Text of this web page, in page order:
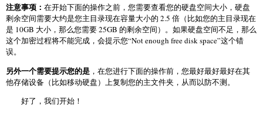
注意事项： 在开始下面的操作之前，您需要查看您的硬盘空间大小，硬盘
剩余空间需要大约是您主目录现在容量大小的 2.5 倍（比如您的主目录现在
是 10GB 大小，那么您需要 25GB 的剩余空间）。如果硬盘空间不足，那么
这个加密过程将不能完成，会提示您“Not enough free disk space”这个错
误。
另外一个需要提示您的是 ，在您进行下面的操作前，您最好最好最好在其
他存储设备（比如移动硬盘）上复制您的主文件夹，从而以防不测。
好了，我们开始！